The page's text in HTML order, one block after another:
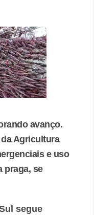
avanço.
Agricultura
e uso
praga, se
segue